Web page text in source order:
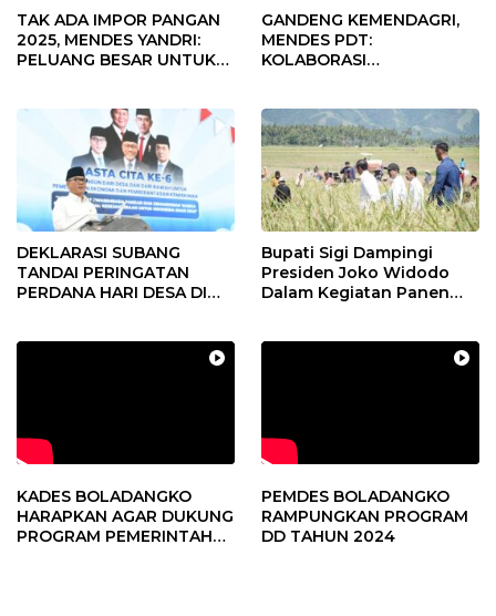
TAK ADA IMPOR PANGAN
2025, MENDES YANDRI:
PELUANG BESAR UNTUK
GANDENG KEMENDAGRI,
MENDES PDT:
KOLABORASI
DEKLARASI SUBANG
TANDAI PERINGATAN
PERDANA HARI DESA DI
Bupati Sigi Dampingi
Presiden Joko Widodo
Dalam Kegiatan Panen
KADES BOLADANGKO
HARAPKAN AGAR DUKUNG
PROGRAM PEMERINTAH
PEMDES BOLADANGKO
RAMPUNGKAN PROGRAM
DD TAHUN 2024